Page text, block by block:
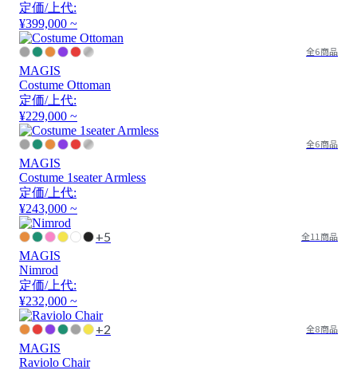
定価/上代:
¥399,000 ~
全6商品
MAGIS
Costume Ottoman
定価/上代:
¥229,000 ~
全6商品
MAGIS
Costume 1seater Armless
定価/上代:
¥243,000 ~
+5 全11商品
MAGIS
Nimrod
定価/上代:
¥232,000 ~
+2 全8商品
MAGIS
Raviolo Chair